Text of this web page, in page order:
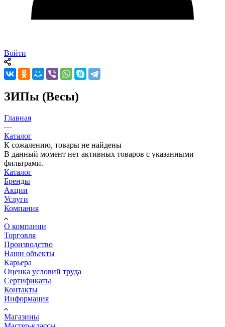
Войти
ЗИПы (Весы)
Главная
—
Каталог
К сожалению, товары не найдены
В данный момент нет активных товаров с указанными
фильтрами.
Каталог
Бренды
Акции
Услуги
Компания
О компании
Торговля
Производство
Наши объекты
Карьера
Оценка условий труда
Сертификаты
Контакты
Информация
Магазины